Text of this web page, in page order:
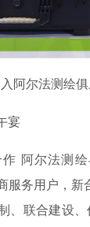
阿尔法测绘
宴
阿尔法测
服务用户，新
、联合建设